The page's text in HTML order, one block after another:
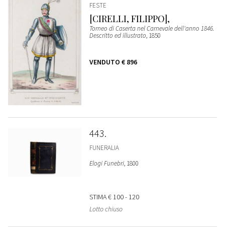
FESTE
[CIRELLI, FILIPPO],
Torneo di Caserta nel Carnevale dell'anno 1846.
Descritto ed illustrato, 1850
VENDUTO € 896
443
FUNERALIA
Elogi Funebri, 1800
STIMA€ 100 - 120
Lotto chiuso